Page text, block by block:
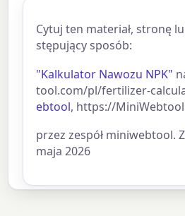
Cytuj ten materiał, stronę
stępujący sposób:
"Kalkulator Nawozu NPK"
tool.com/pl/fertilizer-
ebtool, https://
przez zespół miniwebtool.
maja 2026